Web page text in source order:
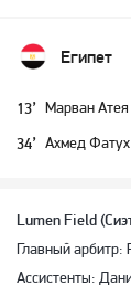
Египет
13’ Марван Атея
34’ Ахмед Фатух
Lumen Field
Главный арбитр:
Ассистенты: